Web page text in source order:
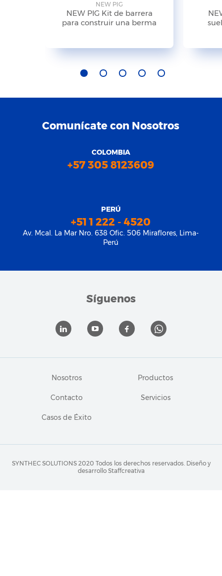
NEW PIG
NEW PIG Kit de barrera
para construir una berma
Comunícate con Nosotros
COLOMBIA
+57 305 8123609
PERÚ
+51 1 222 - 4520
Av. Mcal. La Mar Nro. 638 Ofic. 506 Miraflores, Lima-
Perú
Síguenos
Nosotros Productos
Contacto Servicios
Casos de Éxito
SYNTHEC SOLUTIONS 2020 Todos los derechos reservados. Diseño y
desarrollo Staffcreativa